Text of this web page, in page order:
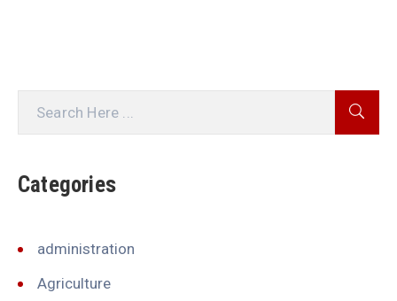
Categories
administration
Agriculture